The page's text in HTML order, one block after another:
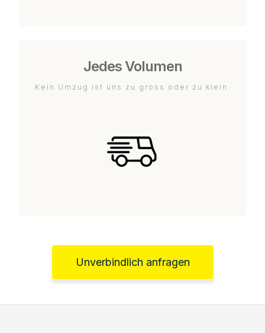
Jedes Volumen
Kein Umzug ist uns zu gross oder zu klein.
Unverbindlich anfragen